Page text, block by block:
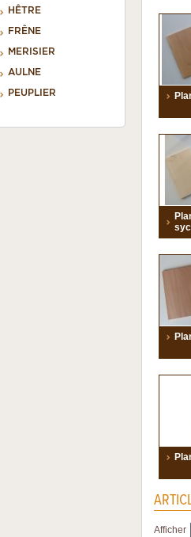
HÊTRE
FRÊNE
MERISIER
AULNE
PEUPLIER
Afficher